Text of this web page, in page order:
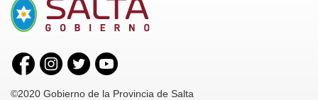
©2020 Gobierno de la Provincia de Salta